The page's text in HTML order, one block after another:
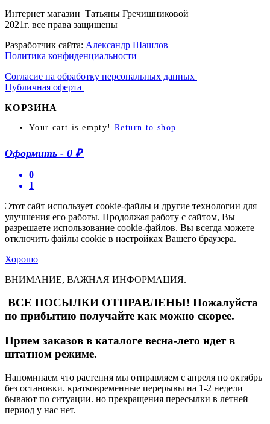
Интернет магазин Татьяны Гречишниковой
2021г. все права защищены
Разработчик сайта: Александр Шашлов
Политика конфиденциальности
Согласие на обработку персональных данных
Публичная оферта
КОРЗИНА
Your cart is empty! Return to shop
Оформить - 0 ₽
0
1
Этот сайт использует cookie-файлы и другие технологии для
улучшения его работы. Продолжая работу с сайтом, Вы
разрешаете использование cookie-файлов. Вы всегда можете
отключить файлы cookie в настройках Вашего браузера.
Хорошо
ВНИМАНИЕ, ВАЖНАЯ ИНФОРМАЦИЯ.
ВСЕ ПОСЫЛКИ ОТПРАВЛЕНЫ! Пожалуйста
по прибытию получайте как можно скорее.
Прием заказов в каталоге весна-лето идет в
штатном режиме.
Напоминаем что растения мы отправляем с апреля по октябрь
без остановки. кратковременные перерывы на 1-2 недели
бывают по ситуации. но прекращения пересылки в летней
период у нас нет.